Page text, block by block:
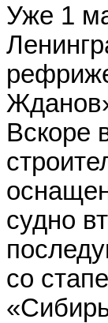
Уже 1
Вскоре
судно
со